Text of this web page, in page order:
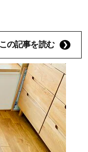
この記事を読む